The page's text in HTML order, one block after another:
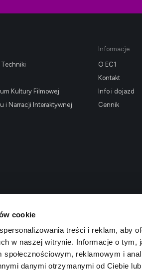
cookie
treści i reklam, aby
w naszej witrynie. Informacje o
społecznościowym, reklamowym i
danymi otrzymanymi od Ciebie
Kultury Filmowej
i Narracji Interaktywnej
Informacje
O EC1
Kontakt
Info i dojazd
Cennik